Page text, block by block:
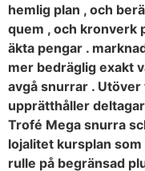
hemlig plan , och
quem , och kronverk
äkta pengar .
mer bedräglig exakt
avgå snurrar .
upprätthåller
Trofé Mega snurra
lojalitet kursplan
rulle på begränsad